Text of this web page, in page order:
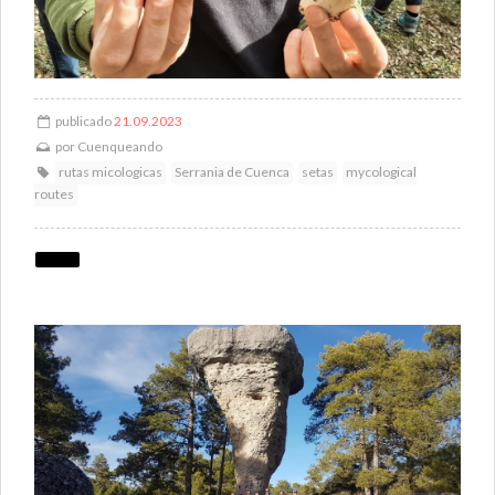
publicado21.09.2023
por Cuenqueando
rutas micologicas
Serrania de Cuenca setas
mycological
routes